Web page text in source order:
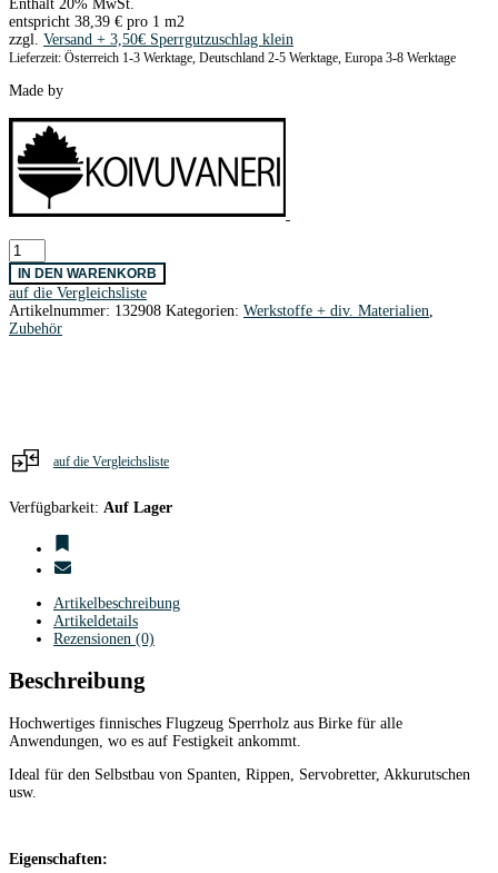
Enthält 20% MwSt.
entspricht 38,39 € pro 1 m2
zzgl. Versand
Lieferzeit: Österreich 1-3 Werktage, Deutschland 2-5 Werktage, Europa 3-8 Werktage
Made by
Birkensperrholz
1,5x310x1000mm
Menge
IN DEN WARENKORB
auf die Vergleichsliste
Artikelnummer: 132908 Kategorien: Werkstoffe + div. Materialien
Zubehör
auf die Vergleichsliste
Verfügbarkeit: Auf Lager
Artikelbeschreibung
Artikeldetails
Rezensionen (0)
Beschreibung
Hochwertiges finnisches Flugzeug Sperrholz aus Birke für alle
Anwendungen, wo es auf Festigkeit ankommt.
Ideal für den Selbstbau von Spanten, Rippen, Servobretter, Akkurutschen
usw.
Eigenschaften: